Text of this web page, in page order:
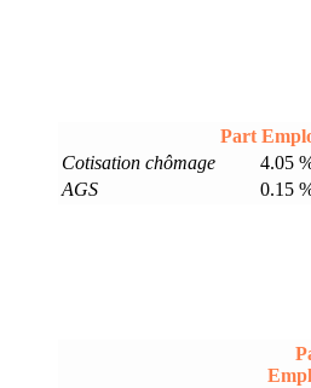
Part
Cotisation chômage
4.05
AGS
0.15